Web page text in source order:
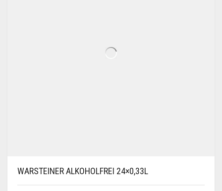
WARSTEINER ALKOHOLFREI 24×0,33L